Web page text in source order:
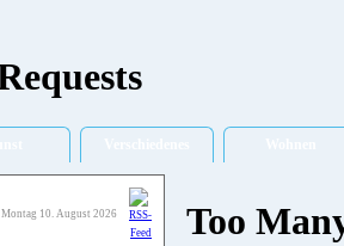
Montag 10. August 2026